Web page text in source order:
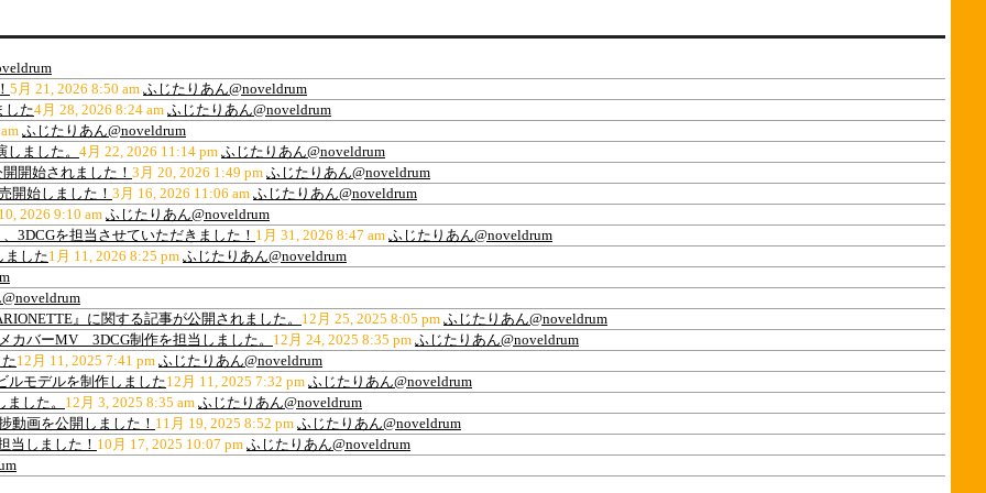
5月 21, 2026 8:50 am ふじたりあん@noveldrum
した4月 28, 2026 8:24 am ふじたりあん@noveldrum
ふじたりあん@noveldrum
ました。 4月 22, 2026 11:14 pm ふじたりあん@noveldrum
開始されました！ 3月 20, 2026 1:49 pm ふじたりあん@noveldrum
開始しました！ 3月 16, 2026 11:06 am ふじたりあん@noveldrum
2026 9:10 am ふじたりあん@noveldrum
3DCGを担当させていただきました！ 1月 31, 2026 8:47 am ふじたりあん@noveldrum
ました1月 11, 2026 8:25 pm ふじたりあん@noveldrum
』に関する記事が公開されました。 12月 25, 2025 8:05 pm ふじたりあん@noveldrum
メカバーMV 3DCG制作を担当しました。 12月 24, 2025 8:35 pm ふじたりあん@noveldrum
12月 11, 2025 7:41 pm ふじたりあん@noveldrum
ルモデルを制作しました12月 11, 2025 7:32 pm ふじたりあん@noveldrum
した。 12月 3, 2025 8:35 am ふじたりあん@noveldrum
動画を公開しました！ 11月 19, 2025 8:52 pm ふじたりあん@noveldrum
当しました！ 10月 17, 2025 10:07 pm ふじたりあん@noveldrum